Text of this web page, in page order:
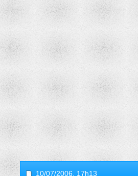
10/07/2006, 17h13